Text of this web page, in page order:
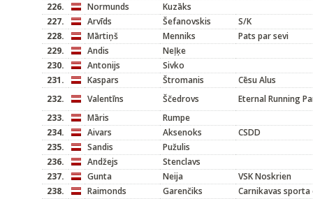
226.
Normunds
Kuzāks
227.
Arvīds Šefanovskis
S/K
228.
Mārtiņš Menniks
Pats par sevi
229.
Andis
Neļķe
230.
Antonijs
Sivko
231.
Kaspars Štromanis
Cēsu Alus
232.
Valentīns Ščedrovs
Eternal Running
233.
Māris
Rumpe
234.
Aivars Aksenoks
CSDD
235.
Sandis
Pužulis
236.
Andžejs
Stenclavs
237.
Gunta Neija
VSK Noskrien
238.
Raimonds Garenčiks
Carnikavas sporta